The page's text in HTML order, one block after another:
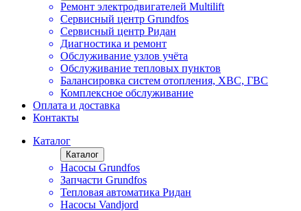
Ремонт электродвигателей Multilift
Сервисный центр Grundfos
Сервисный центр Ридан
Диагностика и ремонт
Обслуживание узлов учёта
Обслуживание тепловых пунктов
Балансировка систем отопления, ХВС, ГВС
Комплексное обслуживание
Оплата и доставка
Контакты
Каталог
Каталог
Насосы Grundfos
Запчасти Grundfos
Тепловая автоматика Ридан
Насосы Vandjord